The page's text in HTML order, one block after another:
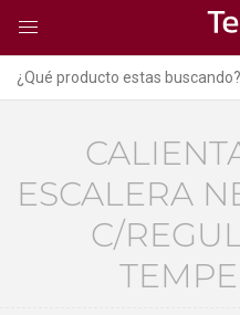
ESCALERA
C/